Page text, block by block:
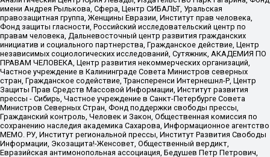
имени Андрея Рылькова, Сфера, Центр СИБАЛЬТ, Уральская
правозащитная группа, Женщины Евразии, Институт прав человека,
Фонд защиты гласности, Российский исследовательский центр по
правам человека, Дальневосточный центр развития гражданских
инициатив и социального партнерства, Гражданское действие, Центр
независимых социологических исследований, Сутяжник, АКАДЕМИЯ ПО
ПРАВАМ ЧЕЛОВЕКА, Центр развития некоммерческих организаций,
Частное учреждение в Калининграде Совета Министров северных
стран, Гражданское содействие, Трансперенси Интернешнл-Р, Центр
Защиты Прав Средств Массовой Информации, Институт развития
прессы - Сибирь, Частное учреждение в Санкт-Петербурге Совета
Министров Северных Стран, Фонд поддержки свободы прессы,
Гражданский контроль, Человек и Закон, Общественная комиссия по
сохранению наследия академика Сахарова, Информационное агентство
МЕМО. РУ, Институт региональной прессы, Институт Развития Свободы
Информации, Экозащита!-Женсовет, Общественный вердикт,
Евразийская антимонопольная ассоциация, Бедушев Петр Петрович,